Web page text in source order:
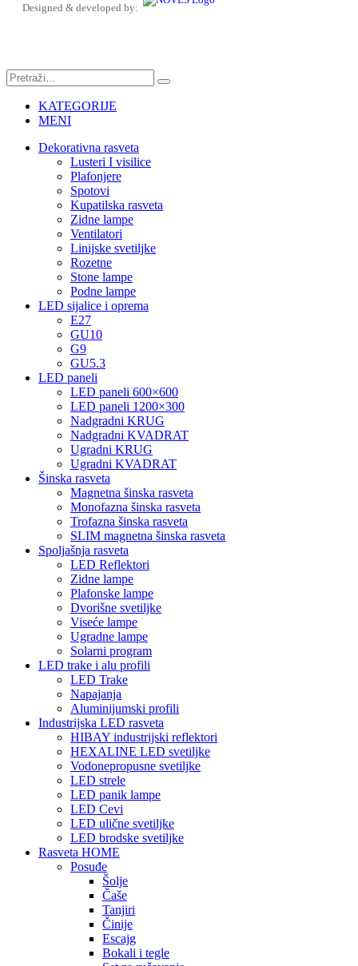
Designed & developed by:
KATEGORIJE
MENI
Dekorativna rasveta
Lusteri I visilice
Plafonjere
Spotovi
Kupatilska rasveta
Zidne lampe
Ventilatori
Linijske svetiljke
Rozetne
Stone lampe
Podne lampe
LED sijalice i oprema
E27
GU10
G9
GU5.3
LED paneli
LED paneli 600×600
LED paneli 1200×300
Nadgradni KRUG
Nadgradni KVADRAT
Ugradni KRUG
Ugradni KVADRAT
Šinska rasveta
Magnetna šinska rasveta
Monofazna šinska rasveta
Trofazna šinska rasveta
SLIM magnetna šinska rasveta
Spoljašnja rasveta
LED Reflektori
Zidne lampe
Plafonske lampe
Dvorišne svetiljke
Viseće lampe
Ugradne lampe
Solarni program
LED trake i alu profili
LED Trake
Napajanja
Aluminijumski profili
Industrijska LED rasveta
HIBAY industrijski reflektori
HEXALINE LED svetiljke
Vodonepropusne svetiljke
LED strele
LED panik lampe
LED Cevi
LED ulične svetiljke
LED brodske svetiljke
Rasveta HOME
Posuđe
Šolje
Čaše
Tanjiri
Činije
Escajg
Bokali i tegle